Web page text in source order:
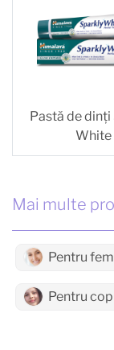
Pastă de
White
Mai multe
Pentru
Pentru